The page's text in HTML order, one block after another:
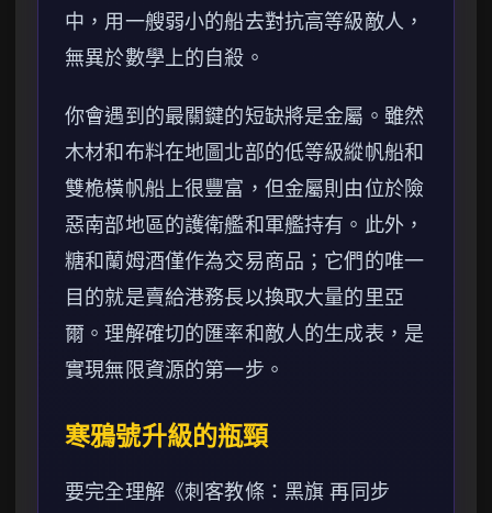
中，用一艘弱小的船去對抗高等級敵人，
無異於數學上的自殺。
你會遇到的最關鍵的短缺將是金屬。雖然
木材和布料在地圖北部的低等級縱帆船和
雙桅橫帆船上很豐富，但金屬則由位於險
惡南部地區的護衛艦和軍艦持有。此外，
糖和蘭姆酒僅作為交易商品；它們的唯一
目的就是賣給港務長以換取大量的里亞
爾。理解確切的匯率和敵人的生成表，是
實現無限資源的第一步。
寒鴉號升級的瓶頸
要完全理解《刺客教條：黑旗 再同步